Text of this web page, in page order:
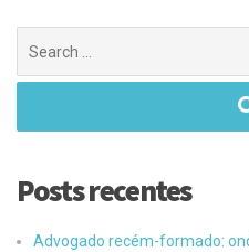
Posts recentes
Advogado recém-formado: